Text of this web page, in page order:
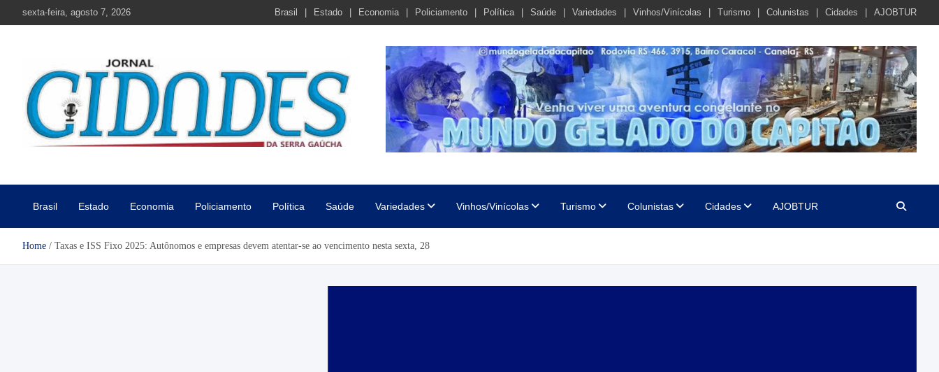
sexta-feira, agosto 7, 2026 Brasil Estado Economia Policiamento Política Saúde Variedades Vinhos/Vinícolas Turismo Colunistas Cidades AJOBTUR
Brasil Estado Economia Policiamento Política Saúde Variedades Vinhos/Vinícolas Turismo Colunistas Cidades AJOBTUR
Home Taxas e ISS Fixo 2025: Autônomos e empresas devem atentar-se ao vencimento nesta sexta, 28